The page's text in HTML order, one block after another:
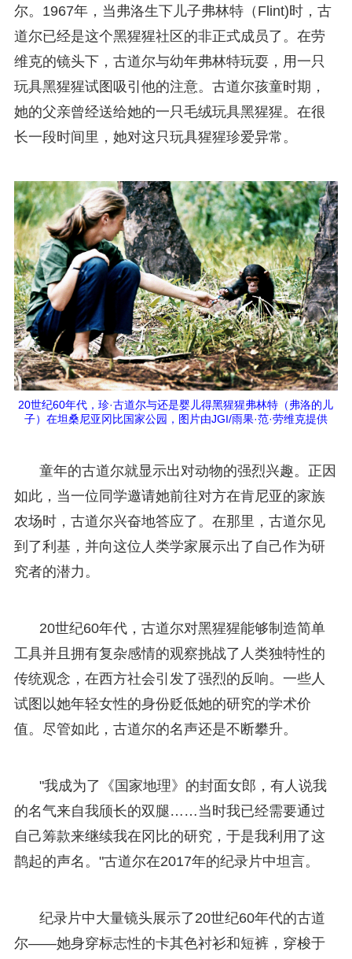
尔。1967年，当弗洛生下儿子弗林特（Flint)时，古
道尔已经是这个黑猩猩社区的非正式成员了。在劳
维克的镜头下，古道尔与幼年弗林特玩耍，用一只
玩具黑猩猩试图吸引他的注意。古道尔孩童时期，
她的父亲曾经送给她的一只毛绒玩具黑猩猩。在很
长一段时间里，她对这只玩具猩猩珍爱异常。
20世纪60年代，珍·古道尔与还是婴儿得黑猩猩弗林特（弗洛的儿
子）在坦桑尼亚冈比国家公园，图片由JGI/雨果·范·劳维克提供
童年的古道尔就显示出对动物的强烈兴趣。正因
如此，当一位同学邀请她前往对方在肯尼亚的家族
农场时，古道尔兴奋地答应了。在那里，古道尔见
到了利基，并向这位人类学家展示出了自己作为研
究者的潜力。
20世纪60年代，古道尔对黑猩猩能够制造简单
工具并且拥有复杂感情的观察挑战了人类独特性的
传统观念，在西方社会引发了强烈的反响。一些人
试图以她年轻女性的身份贬低她的研究的学术价
值。尽管如此，古道尔的名声还是不断攀升。
"我成为了《国家地理》的封面女郎，有人说我
的名气来自我颀长的双腿……当时我已经需要通过
自己筹款来继续我在冈比的研究，于是我利用了这
鹊起的声名。"古道尔在2017年的纪录片中坦言。
纪录片中大量镜头展示了20世纪60年代的古道
尔——她身穿标志性的卡其色衬衫和短裤，穿梭于